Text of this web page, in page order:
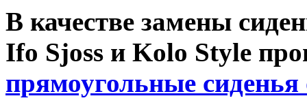
В качестве замены
Ifo Sjoss и Kolo Style
прямоугольные